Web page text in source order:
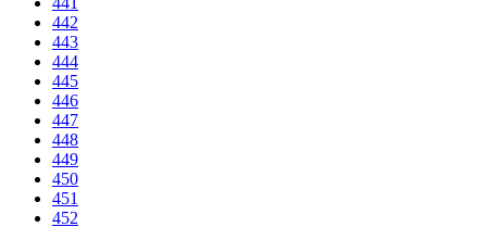
442
443
444
445
446
447
448
449
450
451
452